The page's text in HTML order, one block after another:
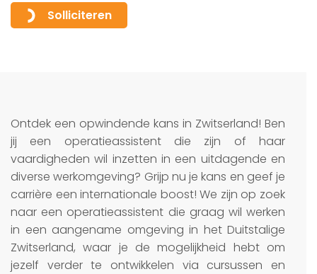
Solliciteren
Ontdek een opwindende kans in Zwitserland! Ben
jij een operatieassistent die zijn of haar
vaardigheden wil inzetten in een uitdagende en
diverse werkomgeving? Grijp nu je kans en geef je
carrière een internationale boost! We zijn op zoek
naar een operatieassistent die graag wil werken
in een aangename omgeving in het Duitstalige
Zwitserland, waar je de mogelijkheid hebt om
jezelf verder te ontwikkelen via cursussen en